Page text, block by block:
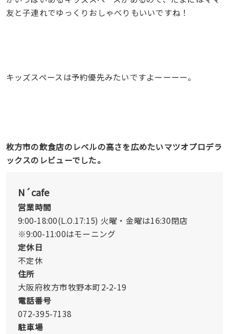
友と子連れでゆっくりおしゃべりもいいですね！
キッズスペースは予約優先みたいですよーーーー。
枚方市の飲食店のレベルの高さを広めたいマツオプロデラ
ックスのレビューでした。
N´cafe
営業時間
9:00-18:00(L.O.17:15) 火曜・金曜は16:30閉店
※9:00-11:00はモーニング
定休日
不定休
住所
大阪府枚方市牧野本町2-2-19
電話番号
072-395-7138
駐車場